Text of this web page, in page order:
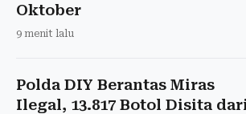
Oktober
9 menit lalu
Polda DIY Berantas Miras
Ilegal, 13.817 Botol Disita